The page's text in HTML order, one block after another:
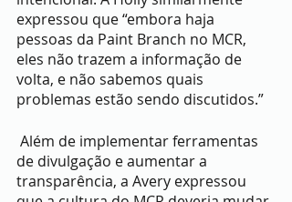
expressou que “embora haja
pessoas da Paint Branch no MCR,
eles não trazem a informação de
volta, e não sabemos quais
problemas estão sendo discutidos.”
de divulgação e aumentar a
transparência, a Avery expressou